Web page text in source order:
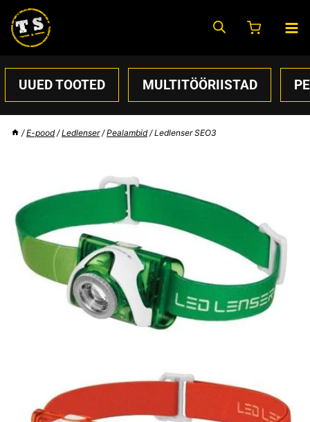
content
UUED TOOTED MULTITÖÖRIISTAD
/ E-pood / Ledlenser / Pealambid / Ledlenser SEO3